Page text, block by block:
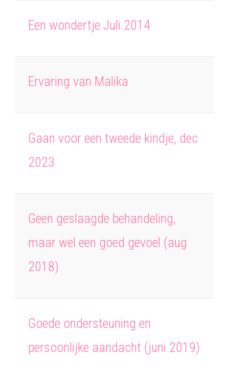
Een wondertje Juli 2014
Ervaring van Malika
Gaan voor een tweede kindje, dec
2023
Geen geslaagde behandeling,
maar wel een goed gevoel (aug
2018)
Goede ondersteuning en
persoonlijke aandacht (juni 2019)